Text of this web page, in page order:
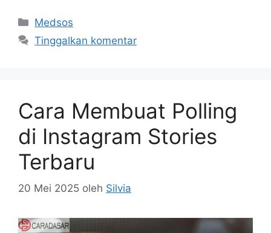
Kategori
Medsos
Tinggalkan komentar
Cara Membuat Polling
di Instagram Stories
Terbaru
20 Mei 2025 oleh Silvia